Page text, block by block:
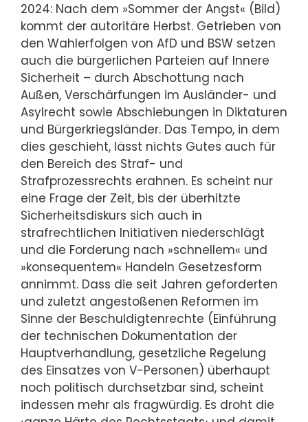
2024: Nach dem »Sommer der Angst« (Bild)
kommt der autoritäre Herbst. Getrieben von
den Wahlerfolgen von AfD und BSW setzen
auch die bürgerlichen Parteien auf Innere
Sicherheit – durch Abschottung nach
Außen, Verschärfungen im Ausländer- und
Asylrecht sowie Abschiebungen in Diktaturen
und Bürgerkriegsländer. Das Tempo, in dem
dies geschieht, lässt nichts Gutes auch für
den Bereich des Straf- und
Strafprozessrechts erahnen. Es scheint nur
eine Frage der Zeit, bis der überhitzte
Sicherheitsdiskurs sich auch in
strafrechtlichen Initiativen niederschlägt
und die Forderung nach »schnellem« und
»konsequentem« Handeln Gesetzesform
annimmt. Dass die seit Jahren geforderten
und zuletzt angestoßenen Reformen im
Sinne der Beschuldigtenrechte (Einführung
der technischen Dokumentation der
Hauptverhandlung, gesetzliche Regelung
des Einsatzes von V-Personen) überhaupt
noch politisch durchsetzbar sind, scheint
indessen mehr als fragwürdig. Es droht die